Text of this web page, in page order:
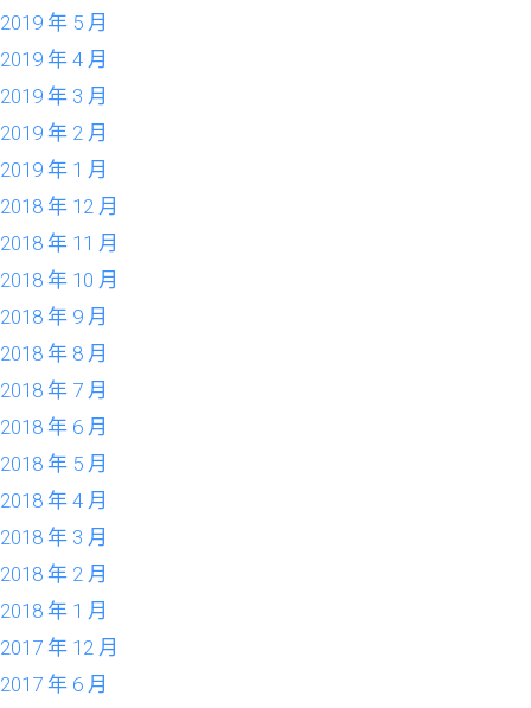
2019 年 5 月
2019 年 4 月
2019 年 3 月
2019 年 2 月
2019 年 1 月
2018 年 12 月
2018 年 11 月
2018 年 10 月
2018 年 9 月
2018 年 8 月
2018 年 7 月
2018 年 6 月
2018 年 5 月
2018 年 4 月
2018 年 3 月
2018 年 2 月
2018 年 1 月
2017 年 12 月
2017 年 6 月